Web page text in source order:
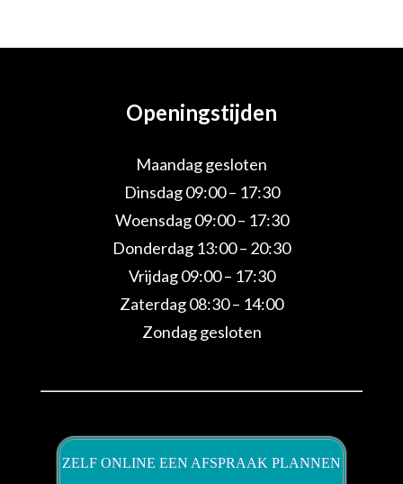
Openingstijden
Maandag gesloten
Dinsdag 09:00 – 17:30
Woensdag 09:00 – 17:30
Donderdag 13:00 – 20:30
Vrijdag 09:00 – 17:30
Zaterdag 08:30 – 14:00
Zondag gesloten
ZELF ONLINE EEN AFSPRAAK PLANNEN